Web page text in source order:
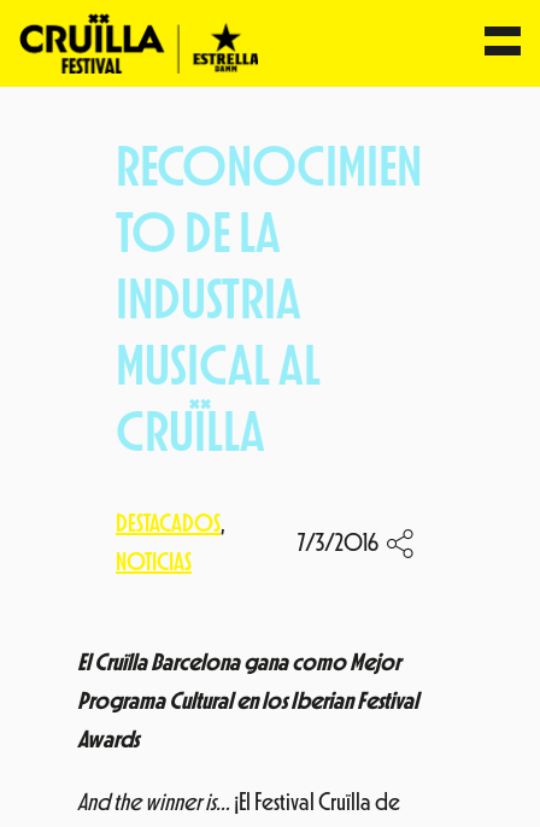
RECONOCIMIEN
TO DE LA
INDUSTRIA
MUSICAL AL
CRUÏLLA
DESTACADOS
NOTICIAS
7/3/2016
El Cruïlla Barcelona gana como Mejor
Programa Cultural en los Iberian Festival
Awards
And the winner is… ¡El Festival Cruïlla de